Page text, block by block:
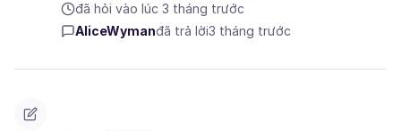
đã hỏi vào lúc 3 tháng trước
AliceWymanđã trả lời3 tháng trước